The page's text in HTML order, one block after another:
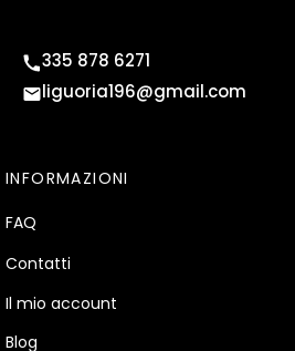
335 878 6271
liguoria196@gmail.com
INFORMAZIONI
FAQ
Contatti
Il mio account
Blog